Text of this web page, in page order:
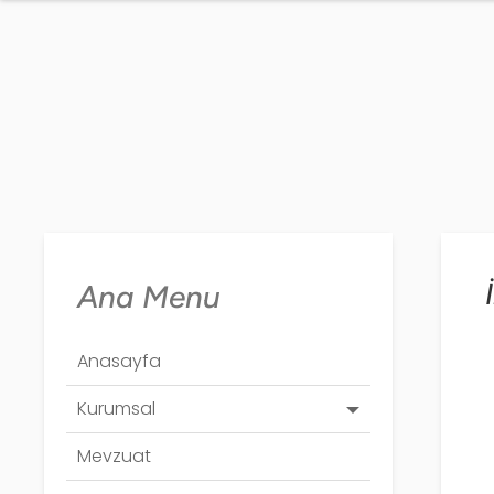
Ana Menu
Anasayfa
Kurumsal
Mevzuat